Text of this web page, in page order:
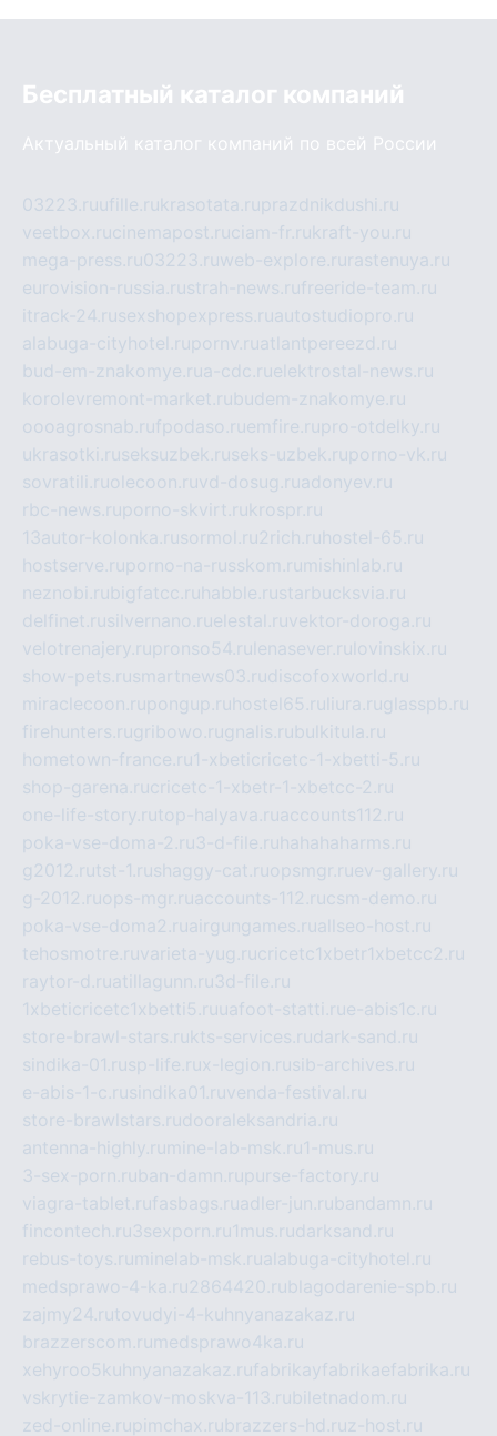
Бесплатный каталог компаний
Актуальный каталог компаний по всей России
03223.ruufille.rukrasotata.ruprazdnikdushi.ru
veetbox.rucinemapost.ruciam-fr.rukraft-you.ru
mega-press.ru03223.ruweb-explore.ru rastenuya.ru
eurovision-russia.rustrah-news.rufreeride-team.ru
itrack-24.rusexshopexpress.ruautostudiopro.ru
alabuga-cityhotel.rupornv.ruatlantpereezd.ru
bud-em-znakomye.rua-cdc.ruelektrostal-news.ru
korolevremont-market.rubudem-znakomye.ru
oooagrosnab.rufpodaso.ruemfire.rupro-otdelky.ru
ukrasotki.ruseksuzbek.ruseks-uzbek.ruporno-vk.ru
sovratili.ruolecoon.ruvd-dosug.ruadonyev.ru
rbc-news.ruporno-skvirt.rukrospr.ru
13autor-kolonka.rusormol.ru2rich.ru hostel-65.ru
hostserve.ruporno-na-russkom.ru mishinlab.ru
neznobi.rubigfatcc.ru habble.rustarbucksvia.ru
delfinet.rusilvernano.ruelestal.ruvektor-doroga.ru
velotrenajery.rupronso54.ru lenasever.ru lovinskix.ru
show-pets.rusmartnews03.rudiscofoxworld.ru
miraclecoon.rupongup.ru hostel65.ru liura.ruglasspb.ru
firehunters.rugribowo.rugnalis.rubulkitula.ru
hometown-france.ru1-xbeticricetc-1-xbetti-5.ru
shop-garena.rucricetc-1-xbetr-1-xbetcc-2.ru
one-life-story.rutop-halyava.ruaccounts112.ru
poka-vse-doma-2.ru3-d-file.ru hahahaharms.ru
g2012.rutst-1.rushaggy-cat.ruopsmgr.ruev-gallery.ru
g-2012.ruops-mgr.ruaccounts-112.rucsm-demo.ru
poka-vse-doma2.ruairgungames.ruallseo-host.ru
tehosmotre.ruvarieta-yug.rucricetc1xbetr1xbetcc2.ru
raytor-d.ruatillagunn.ru3d-file.ru
1xbeticricetc1xbetti5.ruuafoot-statti.rue-abis1c.ru
store-brawl-stars.rukts-services.rudark-sand.ru
sindika-01.rusp-life.rux-legion.rusib-archives.ru
e-abis-1-c.rusindika01.ruvenda-festival.ru
store-brawlstars.rudooraleksandria.ru
antenna-highly.ru mine-lab-msk.ru1-mus.ru
3-sex-porn.ruban-damn.rupurse-factory.ru
viagra-tablet.rufasbags.ruadler-jun.rubandamn.ru
fincontech.ru3sexporn.ru1mus.rudarksand.ru
rebus-toys.ru minelab-msk.rualabuga-cityhotel.ru
medsprawo-4-ka.ru2864420.rublagodarenie-spb.ru
zajmy24.rutovudyi-4-kuhnyanazakaz.ru
brazzerscom.ru medsprawo4ka.ru
xehyroo5kuhnyanazakaz.rufabrikayfabrikaefabrika.ru
vskrytie-zamkov-moskva-113.rubiletnadom.ru
zed-online.rupimchax.rubrazzers-hd.ruz-host.ru